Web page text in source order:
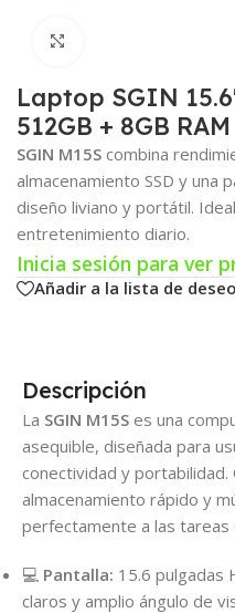
Laptop SGIN
512GB + 8GB
SGIN M15S combina
almacenamiento SSD y una
diseño liviano y portátil.
entretenimiento diario.
Inicia sesión para ver
Añadir a la lista de
Descripción
La SGIN M15S es una
asequible, diseñada para
conectividad y portabilidad.
almacenamiento rápido y
perfectamente a las tareas
💻 Pantalla: 15.6 pulgadas
claros y amplio ángulo de